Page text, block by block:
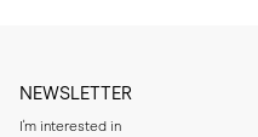
NEWSLETTER
I'm interested in